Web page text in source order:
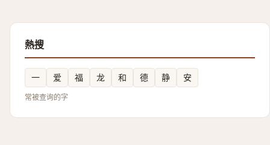
熱搜
一 爱 福 龙 和 德 静 安
常被查询的字